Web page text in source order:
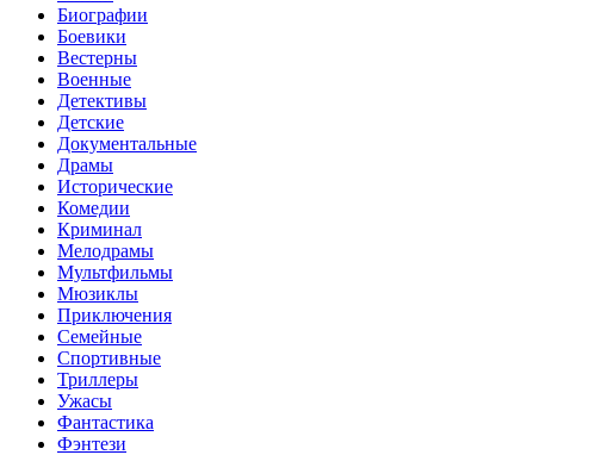
Биографии
Боевики
Вестерны
Военные
Детективы
Детские
Документальные
Драмы
Исторические
Комедии
Криминал
Мелодрамы
Мультфильмы
Мюзиклы
Приключения
Семейные
Спортивные
Триллеры
Ужасы
Фантастика
Фэнтези